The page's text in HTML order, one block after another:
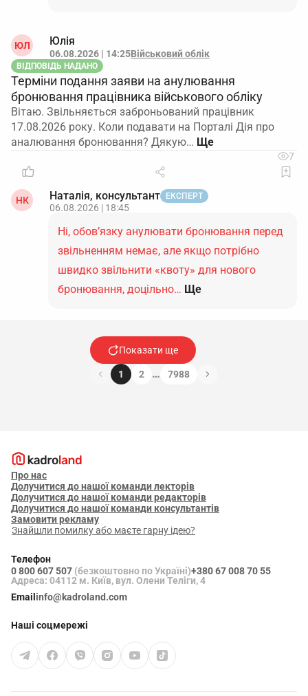
ЮЛ Юлія
06.08.2026 | 14:25Військовий облік
ВІДПОВІДЬ НАДАНО
Терміни подання заяви на анулювання
бронювання працівника військового обліку
Вітаю. Звільняється заброньований працівник
17.08.2026 року. Коли подавати на Порталі Дія про
аналювання бронювання? Дякую…
7
НК Наталія, консультант ЕКСПЕРТ
06.08.2026 | 18:45
Ні, обов’язку анулювати бронювання перед
звільненням немає, але якщо потрібно
швидко звільнити «квоту» для нового
бронювання, доцільно… Ще
Показати ще
1 2 … 7988
Про нас
Долучитися до нашої команди лекторів
Долучитися до нашої команди редакторів
Долучитися до нашої команди консультантів
Замовити рекламу
Знайшли помилку або маєте гарну ідею?
Телефон
0 800 607 507 (безкоштовно по Україні)+380 67 008 70 55
Адреса: 04112 м. Київ, вул. Олени Теліги, 4
Email info@kadroland.com
Наші соцмережі